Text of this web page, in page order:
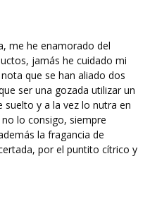
me he enamorado del
jamás he cuidado mi
que se han aliado dos
ser una gozada utilizar un
y a la vez lo nutra en
lo consigo, siempre
la fragancia de
por el puntito cítrico y